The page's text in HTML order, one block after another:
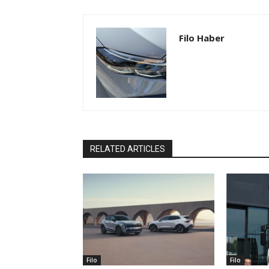
Filo Haber
RELATED ARTICLES
Filo Filo